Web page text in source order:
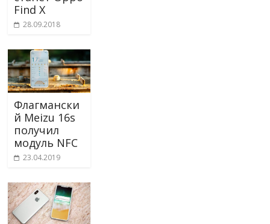
Find X
28.09.2018
Флагмански
й Meizu 16s
получил
модуль NFC
23.04.2019